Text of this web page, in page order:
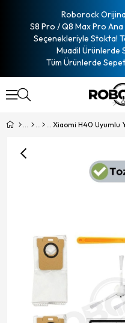
Roborock
S8 Pro / Q8 Max Pro Ana
Seçenekleriyle Stokta!
Muadil Ürünlerde
Tüm Ürünlerde
Xiaomi H40 Uyumlu